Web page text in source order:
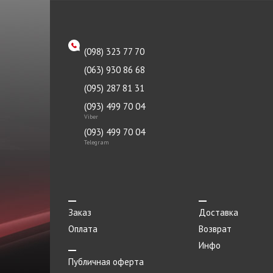
Пробка
Прокладка
Прокладки
Пружина
Регулировочный стаканчик
Реле
Ролик
(098) 323 77 70
(063) 930 86 68
(095) 287 81 31
(093) 499 70 04
Viber
(093) 499 70 04
Telegram
Заказ
Оплата
Доставка
Возврат
Инфо
Публичная оферта